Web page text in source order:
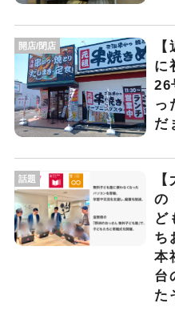
開店/閉店
に
26
っ
だ
話題
の
ど
ち
本
台
た